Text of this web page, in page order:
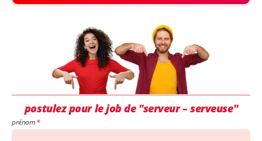
postulez pour le job de "serveur – serveuse"
prénom